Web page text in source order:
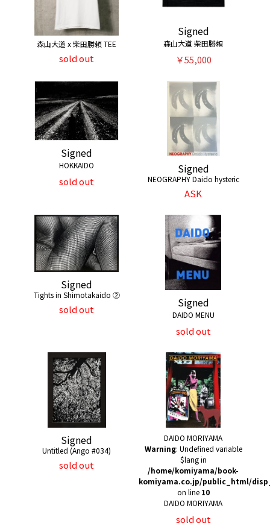
森山大道 x 柴田勝頼 TEE
sold out
Signed
森山大道 柴田勝頼
￥55,000
Signed
HOKKAIDO
sold out
Signed
NEOGRAPHY Daido hysteric
ASK
Signed
Tights in Shimotakaido ②
sold out Signed
DAIDO MENU
sold out
Signed
Untitled (Ango #034)
sold out
DAIDO MORIYAMA
Warning: Undefined variable
$lang in
/home/komiyama/book-
komiyama.co.jp/public_html/
on line 10
DAIDO MORIYAMA
sold out